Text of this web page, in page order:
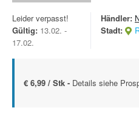
Leider verpasst!
Gültig: 13.02. -
17.02.
Händler:
Stadt:
€ 6,99 / Stk - Details siehe